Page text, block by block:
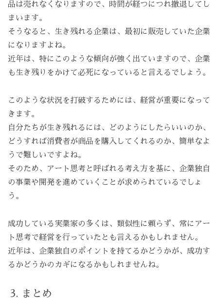
品は売れなくなりますので、時間が経つにつれ撤退してし
まいます。
そうなると、生き残れる企業は、最初に販売していた企業
になりますよね。
近年は、特にこのような傾向が強く出ていますので、企業
も生き残りをかけて必死になっていると言えるでしょう。
このような状況を打破するためには、経営が重要になって
きます。
自分たちが生き残れるには、どのようにしたらいいのか、
どうすれば消費者が商品を購入してくれるのか、簡単なよ
うで難しいですよね。
そのため、アート思考と呼ばれる考え方を基に、企業独自
の事業や開発を進めていくことが求められているでしょ
う。
成功している実業家の多くは、類似性に頼らず、常にアー
ト思考で経営を行っていたとも言えるかもしれません。
近年は、企業独自のポイントを持てるかどうかが、成功す
るかどうかのカギになるかもしれませんね。
まとめ